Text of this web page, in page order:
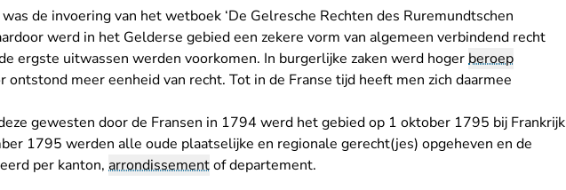
de invoering van het wetboek ‘De Gelresche Rechten des Ruremundtschen
werd in het Gelderse gebied een zekere vorm van algemeen verbindend recht
ergste uitwassen werden voorkomen. In burgerlijke zaken werd hogerberoep
ontstond meer eenheid van recht. Tot in de Franse tijd heeft men zich daarmee
gewesten door de Fransen in 1794 werd het gebied op 1 oktober 1795 bij Frankrijk
1795 werden alle oude plaatselijke en regionale gerecht(jes) opgeheven en de
per kanton, arrondissementof departement.